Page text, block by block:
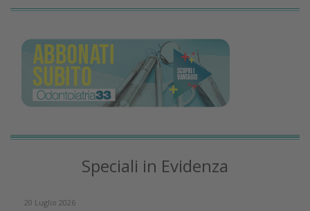
Speciali in Evidenza
20 Luglio 2026